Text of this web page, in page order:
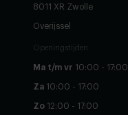
8011 XR Zwolle
Overijssel
Openingstijden
Ma t/m vr 10:00 - 17:00
Za 10:00 - 17:00
Zo 12:00 - 17:00